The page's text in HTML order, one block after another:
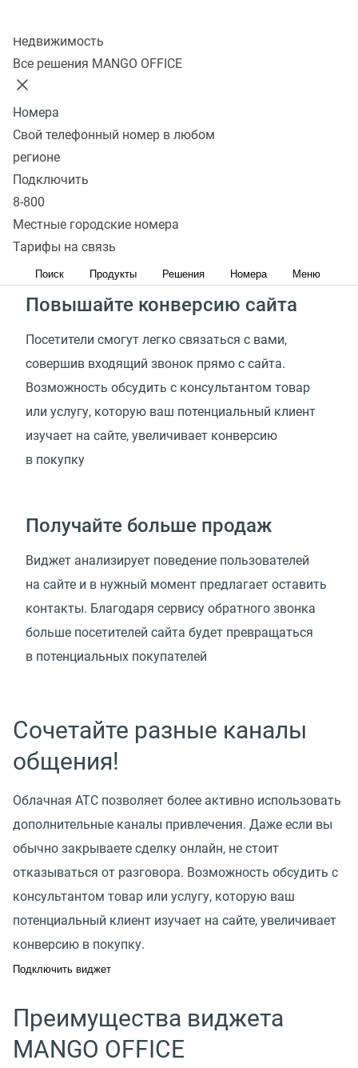
Недвижимость
Все решения MANGO OFFICE
Номера
Свой телефонный номер в любом
регионе
Подключить
8-800
Местные городские номера
Тарифы на связь
Поиск Продукты Решения Номера Меню
Установите виджет
Обратного звонка
Увеличьте количество звонков
Потенциальные клиенты могут уйти и выбрать
Сервис обратного звонка— отличная возможность
Повышайте конверсию сайта
Посетители смогут легко связаться с вами,
совершив входящий звонок прямо с сайта.
Возможность обсудить с консультантом товар
или услугу, которую ваш потенциальный клиент
изучает на сайте, увеличивает конверсию
в покупку
Получайте больше продаж
Виджет анализирует поведение пользователей
на сайте и в нужный момент предлагает оставить
контакты. Благодаря сервису обратного звонка
больше посетителей сайта будет превращаться
в потенциальных покупателей
Сочетайте разные каналы
общения!
Облачная АТС позволяет более активно использовать
дополнительные каналы привлечения. Даже если вы
обычно закрываете сделку онлайн, не стоит
отказываться от разговора. Возможность обсудить с
консультантом товар или услугу, которую ваш
потенциальный клиент изучает на сайте, увеличивает
конверсию в покупку.
Подключить виджет
Преимущества виджета
MANGO OFFICE